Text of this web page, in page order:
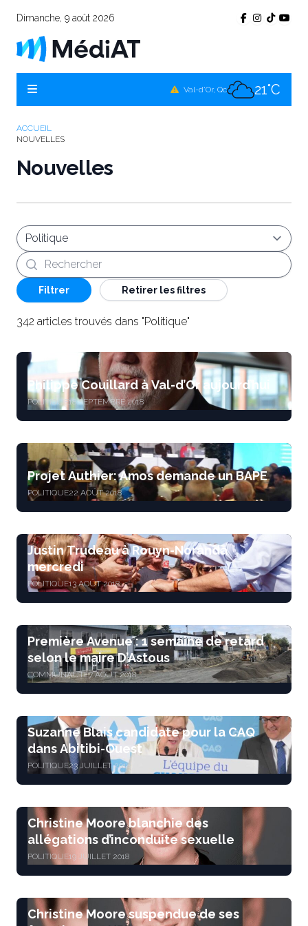
Dimanche, 9 août 2026
Val-d'Or, Qc 21°C
ACCUEIL
NOUVELLES
Nouvelles
Recherche
Filtrer Retirer les filtres
342 articles trouvés dans "Politique"
Philippe Couillard à Val-d’Or aujourd’hui
POLITIQUE18 SEPTEMBRE 2018
Projet Authier: Amos demande un BAPE
POLITIQUE22 AOÛT 2018
Justin Trudeau à Rouyn-Noranda
mercredi
POLITIQUE13 AOÛT 2018
Première Avenue : 1 semaine de retard
selon le maire D’Astous
COMMUNAUTÉ7 AOÛT 2018
Suzanne Blais candidate pour la CAQ
dans Abitibi-Ouest
POLITIQUE23 JUILLET 2018
Christine Moore blanchie des
allégations d’inconduite sexuelle
POLITIQUE19 JUILLET 2018
Christine Moore suspendue de ses